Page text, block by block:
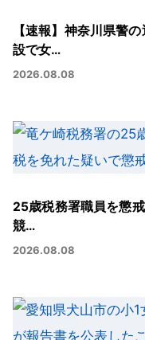
【速報】神奈川県警
設で女…
2026.08.08
25歳税務署職員を懲
競…
2026.08.08